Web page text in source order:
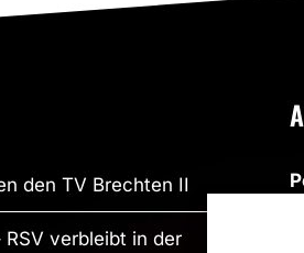
den TV Brechten II
verbleibt in der